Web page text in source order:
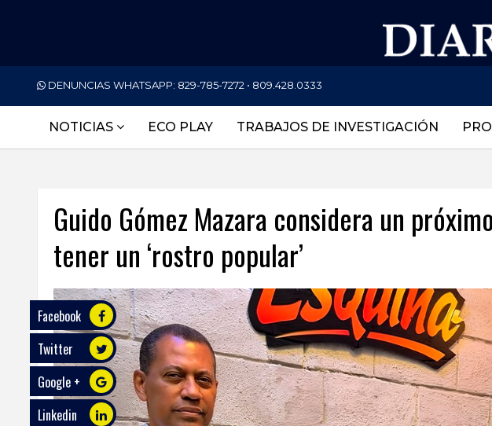
DENUNCIAS WHATSAPP: 829-785-7272 • 809.428.0333
NOTICIAS ECO PLAY TRABAJOS DE INVESTIGACIÓN
NACIONALES
ECONOMÍA
DEPORTES
SALUD
TECNOLOGÍA
ECO
PLAY
Guido Gómez Mazara considera un
tener un ‘rostro popular’
Facebook
Twitter
Google +
Linkedin